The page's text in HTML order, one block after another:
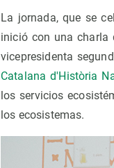
La jornada, que se
inició con una charla
vicepresidenta
Catalana d'Història
los servicios
los ecosistemas.